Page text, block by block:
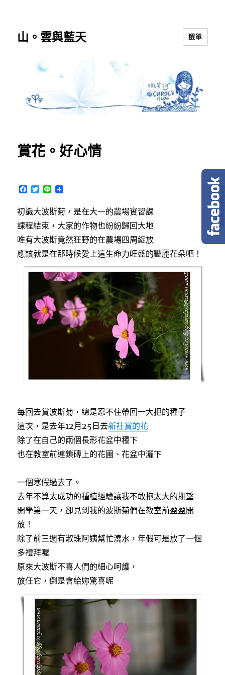
山。雲與藍天 選單
賞花。好心情
F
c
e
b
o
o
k
T
i
t
t
e
r
L
n
e
初識大波斯菊，是在大一的農場實習課
課程結束，大家的作物也紛紛歸回大地
唯有大波斯竟然狂野的在農場四周綻放
應該就是在那時候愛上這生命力旺盛的豔麗花朵吧！
每回去賞波斯菊，總是忍不住帶回一大把的種子
這次，是去年12月25日去新社賞的花
除了在自己的兩個長形花盆中種下
也在教室前連鎖磚上的花圃、花盆中灑下
一個寒假過去了。
去年不算太成功的種植經驗讓我不敢抱太大的期望
開學第一天，卻見到我的波斯菊們在教室前盈盈開
放！
除了前三週有淑珠阿姨幫忙澆水，年假可是放了一個
多禮拜喔
原來大波斯不喜人們的細心呵護，
放任它，倒是會給妳驚喜呢